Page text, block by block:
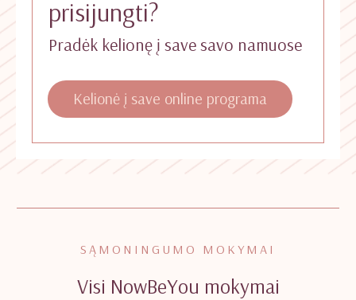
prisijungti?
Pradėk kelionę į save savo namuose
Kelionė į save online programa
SĄMONINGUMO MOKYMAI
Visi NowBeYou mokymai